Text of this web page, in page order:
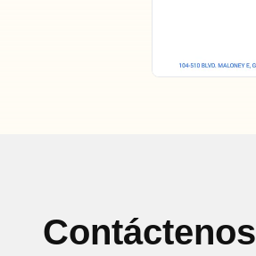
Contáctenos